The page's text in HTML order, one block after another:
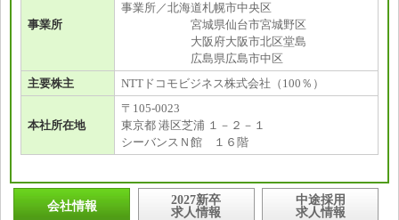
事業所
事業所／北海道札幌市中央区
宮城県仙台市宮城野区
大阪府大阪市北区堂島
広島県広島市中区
主要株主
NTTドコモビジネス株式会社（100％）
本社所在地
〒105-0023
東京都 港区芝浦 １－２－１
シーバンスＮ館 １６階
会社情報
2027新卒
求人情報
中途採用
求人情報